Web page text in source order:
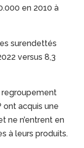
en 2010 à
surendettés
versus 8,3
regroupement
ont acquis une
ne n’entrent en
à leurs produits.